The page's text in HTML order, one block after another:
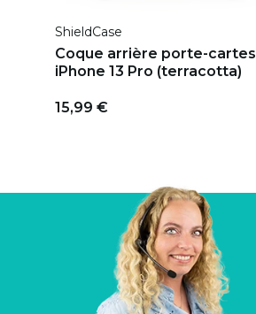
ShieldCase
Coque arrière porte-cartes
iPhone 13 Pro (terracotta)
15,99 €